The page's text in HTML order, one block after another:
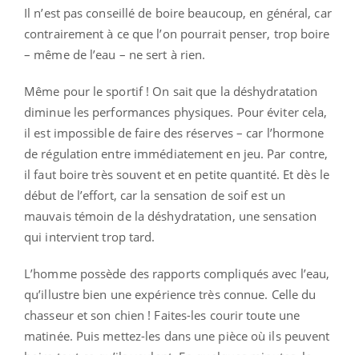
Il n’est pas conseillé de boire beaucoup, en général, car
contrairement à ce que l’on pourrait penser, trop boire
– même de l’eau – ne sert à rien.
Même pour le sportif ! On sait que la déshydratation
diminue les performances physiques. Pour éviter cela,
il est impossible de faire des réserves – car l’hormone
de régulation entre immédiatement en jeu. Par contre,
il faut boire très souvent et en petite quantité. Et dès le
début de l’effort, car la sensation de soif est un
mauvais témoin de la déshydratation, une sensation
qui intervient trop tard.
L’homme possède des rapports compliqués avec l’eau,
qu’illustre bien une expérience très connue. Celle du
chasseur et son chien ! Faites-les courir toute une
matinée. Puis mettez-les dans une pièce où ils peuvent